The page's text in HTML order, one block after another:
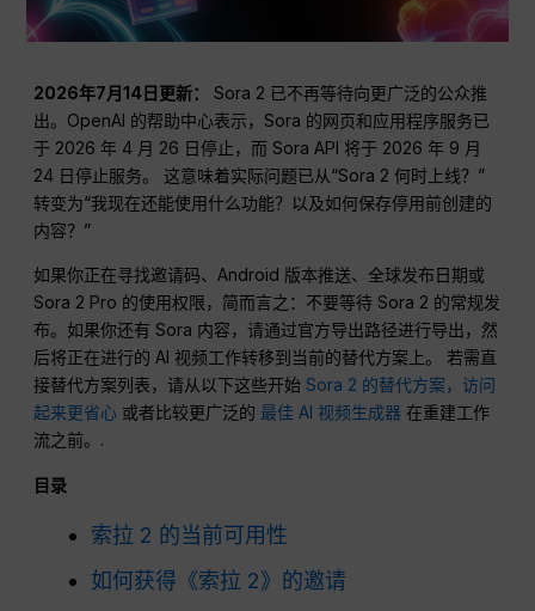
2026年7月14日更新：
Sora 2 已不再等待向更广泛的公众推
出。OpenAI 的帮助中心表示，Sora 的网页和应用程序服务已
于 2026 年 4 月 26 日停止，而 Sora API 将于 2026 年 9 月
24 日停止服务。 这意味着实际问题已从“Sora 2 何时上线？”
转变为“我现在还能使用什么功能？以及如何保存停用前创建的
内容？”
如果你正在寻找邀请码、Android 版本推送、全球发布日期或
Sora 2 Pro 的使用权限，简而言之：不要等待 Sora 2 的常规发
布。如果你还有 Sora 内容，请通过官方导出路径进行导出，然
后将正在进行的 AI 视频工作转移到当前的替代方案上。 若需直
接替代方案列表，请从以下这些开始Sora 2 的替代方案，访问
起来更省心 或者比较更广泛的 最佳 AI 视频生成器 在重建工作
流之前。.
目录
索拉 2 的当前可用性
如何获得《索拉 2》的邀请